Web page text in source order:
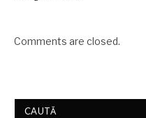
Comments are closed.
CAUTĂ